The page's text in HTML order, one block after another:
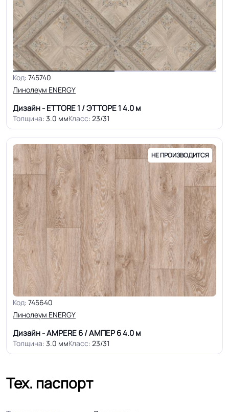
Код: 745740
Линолеум ENERGY
Дизайн - ETTORE 1 / ЭТТОРЕ 14.0 м
Толщина: 3.0 ммКласс: 23/31
НЕ ПРОИЗВОДИТСЯ
Код: 745640
Линолеум ENERGY
Дизайн - AMPERE 6 / АМПЕР 64.0 м
Толщина: 3.0 ммКласс: 23/31
Тех. паспорт